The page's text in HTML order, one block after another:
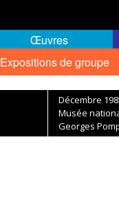
Expositions de groupe
Œuvres
Décembre
Musée
Georges